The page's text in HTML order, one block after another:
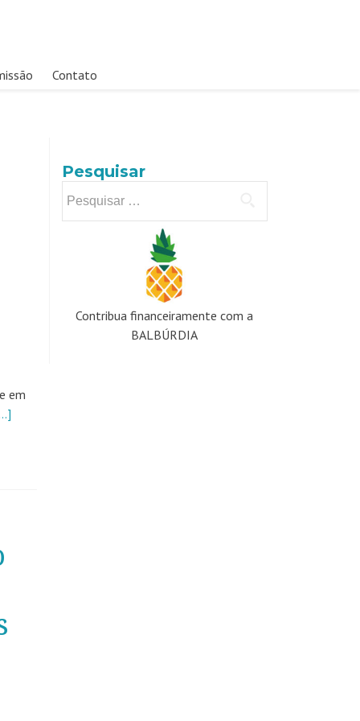
Contato
em
Pesquisar
por:
Contribua financeiramente com a
BALBÚRDIA